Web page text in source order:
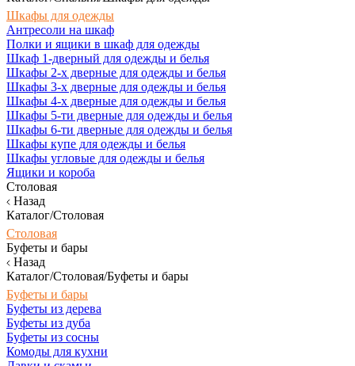
Шкафы для одежды
Антресоли на шкаф
Полки и ящики в шкаф для одежды
Шкаф 1-дверный для одежды и белья
Шкафы 2-х дверные для одежды и белья
Шкафы 3-х дверные для одежды и белья
Шкафы 4-х дверные для одежды и белья
Шкафы 5-ти дверные для одежды и белья
Шкафы 6-ти дверные для одежды и белья
Шкафы купе для одежды и белья
Шкафы угловые для одежды и белья
Ящики и короба
Столовая
Назад
Каталог/Столовая
Столовая
Буфеты и бары
Назад
Каталог/Столовая/Буфеты и бары
Буфеты и бары
Буфеты из дерева
Буфеты из дуба
Буфеты из сосны
Комоды для кухни